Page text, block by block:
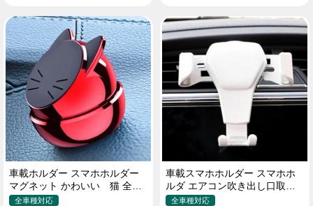
車載ホルダー スマホホルダー
マグネット かわいい 猫 全機
種 片手操作
全車種対応
車載スマホホルダー スマホホ
ルダ エアコン吹き出し口取り
付け 全機種 可愛い アニメ
全車種対応